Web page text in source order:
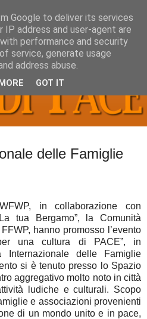
delle Famiglie
in collaborazione con
tua Bergamo”, la Comunità
hanno promosso l’evento
una cultura di PACE”, in
Internazionale delle Famiglie
si è tenuto presso lo Spazio
aggregativo molto noto in città
ludiche e culturali. Scopo
e associazioni provenienti
di un mondo unito e in pace,
Google to deliver its services
IP address and user-agent are
performance and security
service, generate usage
address abuse.
GOT IT